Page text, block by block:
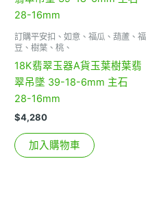
訂購平安扣、如意、福瓜、葫蘆、福
豆、樹葉、桃、
18K翡翠玉器A貨玉葉樹葉翡
翠吊墜 39-18-6mm 主石
28-16mm
$4,280
加入購物車